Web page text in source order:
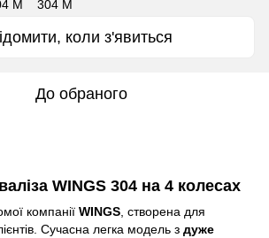
коли з'явиться
До обраного
WINGS 304 на 4 колесах
компанії WINGS , створена для
Сучасна легка модель з дуже